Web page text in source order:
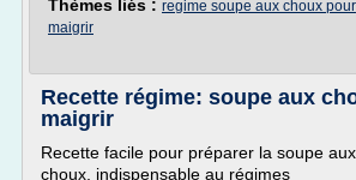
Thèmes liés : regime soupe aux choux pour
maigrir
Recette régime: soupe aux
maigrir
Recette facile pour préparer la soupe aux
choux, indispensable au régimes